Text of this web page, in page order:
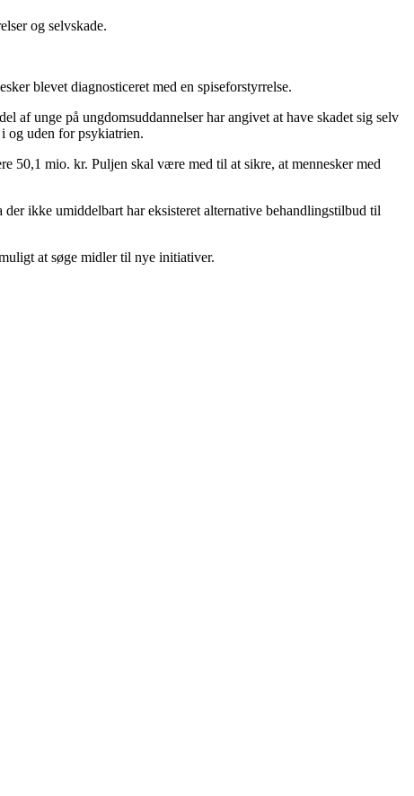
og selvskade.
blevet diagnosticeret med en spiseforstyrrelse.
af unge på ungdomsuddannelser har angivet at have skadet sig selv
og uden for psykiatrien.
50,1 mio. kr. Puljen skal være med til at sikre, at mennesker med
ikke umiddelbart har eksisteret alternative behandlingstilbud til
at søge midler til nye initiativer.